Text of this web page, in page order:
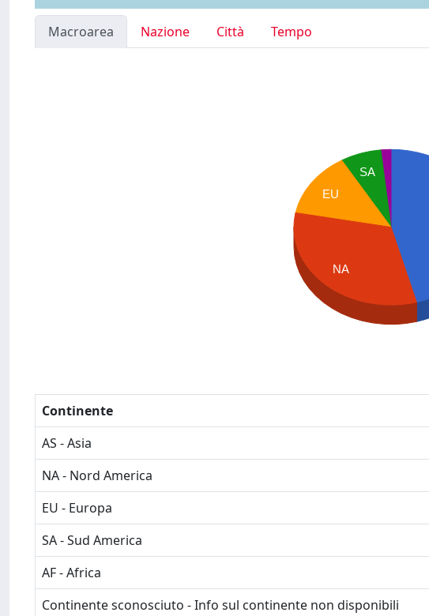
Macroarea Nazione Città
Tempo
SA
EU
NA
Continente
AS - Asia
NA - Nord America
EU - Europa
SA - Sud America
AF - Africa
Continente sconosciuto - Info sul continente non disponibili